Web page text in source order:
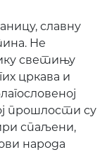
славну
Не
светињу
цркава и
прошлости су
спаљени,
народа